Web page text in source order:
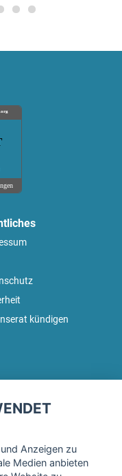
.org
kündigen
erhalte regelmäßig
Anzeigen zu
Medien anbieten